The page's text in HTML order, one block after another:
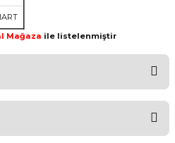
Mağaza ile listelenmiştir